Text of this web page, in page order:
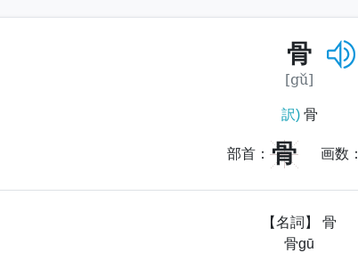
骨
[gǔ]
訳)骨
部首： 骨 画数：
【名詞】 骨
骨gū